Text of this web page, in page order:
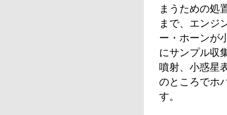
まうための処
まで、エンジ
ー・ホーンが
にサンプル収
噴射、小惑星
のところでホ
す。